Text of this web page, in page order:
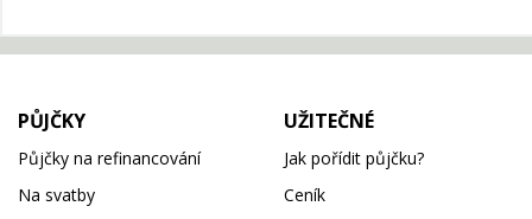
PŮJČKY
Půjčky na refinancování
Na svatby
UŽITEČNÉ
Jak pořídit půjčku?
Ceník